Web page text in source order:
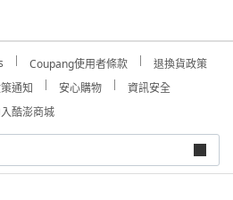
Coupang使用者條款
退換貨政策
通知 安心購物
資訊安全
酷澎商城